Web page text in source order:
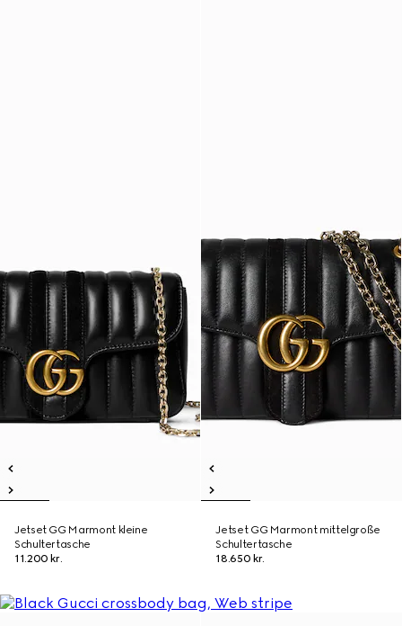
Jetset GG Marmont kleine
Schultertasche
11.200 kr.
Jetset GG Marmont mittelgroße
Schultertasche
18.650 kr.